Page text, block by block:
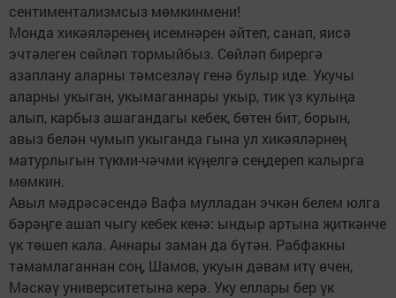
сентиментализмсыз мөмкинмени!
Монда хикәяләренең исемнәрен әйтеп, санап, яисә
эчтәлеген сөйләп тормыйбыз. Сөйләп бирергә
азаплану аларны тәмсезләү генә булыр иде. Укучы
аларны укыган, укымаганнары укыр, тик үз кулыңа
алып, карбыз ашагандагы кебек, бөтен бит, борын,
авыз белән чумып укыганда гына ул хикәяләрнең
матурлыгын түкми-чәчми күңелгә сеңдереп калырга
мөмкин.
Авыл мәдрәсәсендә Вафа мулладан эчкән белем юлга
бәрәңге ашап чыгу кебек кенә: ындыр артына җиткәнче
үк төшеп кала. Аннары заман да бүтән. Рабфакны
тәмамлаганнан соң, Шамов, укуын дәвам итү өчен,
Мәскәү университетына керә. Уку еллары бер үк